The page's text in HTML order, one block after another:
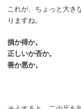
これが、ちょっと大き
りますね。
損か得か。
正しいか否か。
善か悪か。